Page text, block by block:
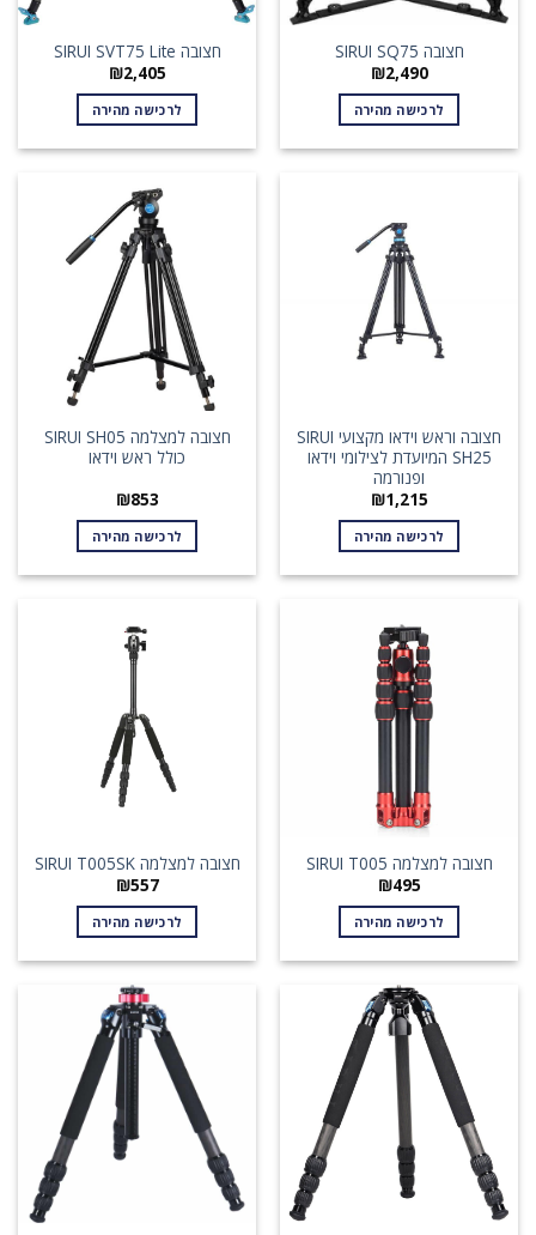
חצובה SIRUI SQ75
₪2,490
לרכישה מהירה
חצובה SIRUI SVT75 Lite
₪2,405
לרכישה מהירה
חצובה וראש וידאו מקצועי SIRUI
SH25 המיועדת לצילומי וידאו
ופנורמה
₪1,215
לרכישה מהירה
חצובה למצלמה SIRUI SH05
כולל ראש וידאו
₪853
לרכישה מהירה
חצובה למצלמה SIRUI T005
₪495
לרכישה מהירה
חצובה למצלמה SIRUI T005SK
₪557
לרכישה מהירה